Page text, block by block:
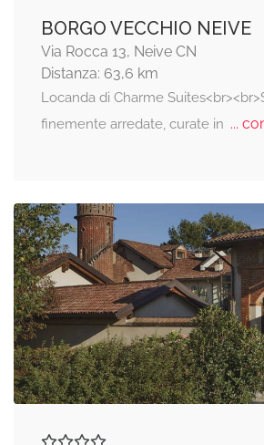
BORGO VECCHIO NEIVE
Via Rocca 13, Neive CN
Distanza: 63,6 km
Locanda di Charme
finemente arredate, curate in ...